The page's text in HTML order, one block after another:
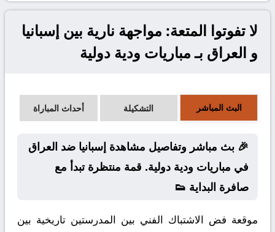
لا تفوتوا المتعة: مواجهة نارية بين إسبانيا
و العراق بـ مباريات ودية دولية
البث المباشر التشكيلة أحداث المباراة
🎉 بث مباشر وتفاصيل مشاهدة إسبانيا ضد العراق
في مباريات ودية دولية. قمة منتظرة تبدأ مع
صافرة البداية 👟
موقعة فض الاشتباك الفني بين المدرستين تاريخية بين